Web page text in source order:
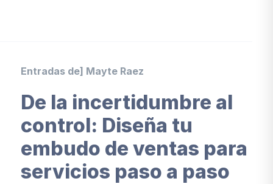
Entradas de] Mayte Raez
De la incertidumbre al
control: Diseña tu
embudo de ventas para
servicios paso a paso